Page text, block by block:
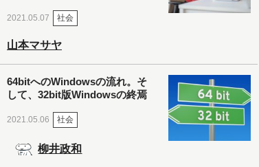
2021.05.07 社会
山本マサヤ
64bitへのWindowsの流れ。そ
して、32bit版Windowsの終焉
2021.05.06 社会
柳井政和